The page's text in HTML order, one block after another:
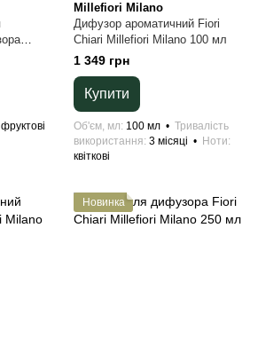
фруктові
Millefiori Milano
Дифузор ароматичний Fiori
Chiari Millefiori Milano 100 мл
1 349 грн
Купити
Об'єм, мл 100 мл
Тривалість
використання 3 місяці
Ноти
квіткові
Новинка